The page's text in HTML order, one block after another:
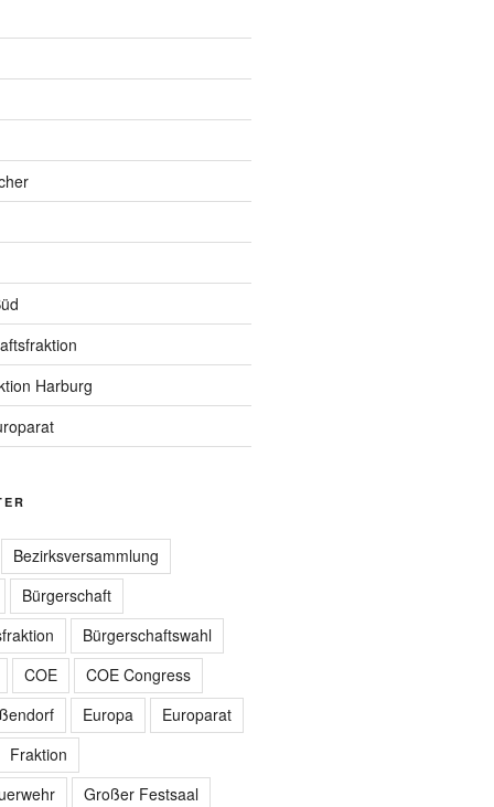
Harburg
Bezirksversammlung
Bürgerschaft
Bürgerschaftswahl
COE
COE Congress
Europa
Europarat
Fraktion
Großer Festsaal